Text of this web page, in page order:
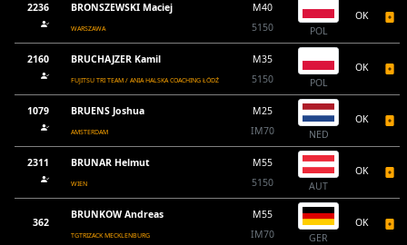
2236 BRONSZEWSKI Maciej
WARSZAWA
M40
5150
POL
OK
2160 BRUCHAJZER Kamil
FUJITSU TRI TEAM / ANIA HALSKA COACHING ŁÓDŹ
M35
5150
POL
OK
1079 BRUENS Joshua
AMSTERDAM
M25
IM70
NED
OK
2311 BRUNAR Helmut
WIEN
M55
5150
AUT
OK
362
BRUNKOW Andreas
TGTRIZACK MECKLENBURG
M55
IM70
GER
OK